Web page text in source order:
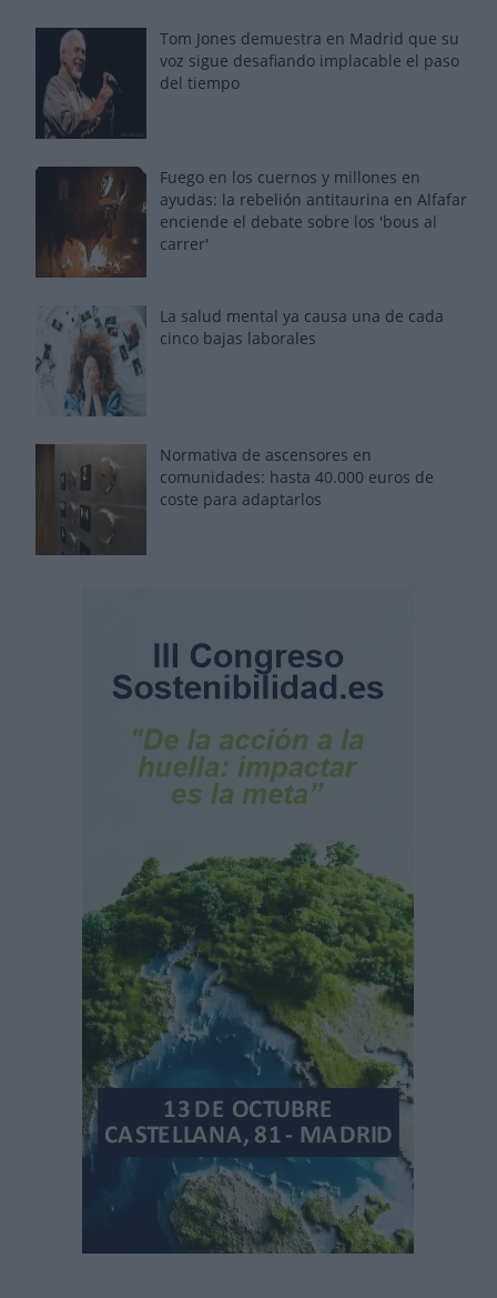
Tom Jones demuestra en Madrid que su
voz sigue desafiando implacable el paso
del tiempo
Fuego en los cuernos y millones en
ayudas: la rebelión antitaurina en Alfafar
enciende el debate sobre los 'bous al
carrer'
La salud mental ya causa una de cada
cinco bajas laborales
Normativa de ascensores en
comunidades: hasta 40.000 euros de
coste para adaptarlos